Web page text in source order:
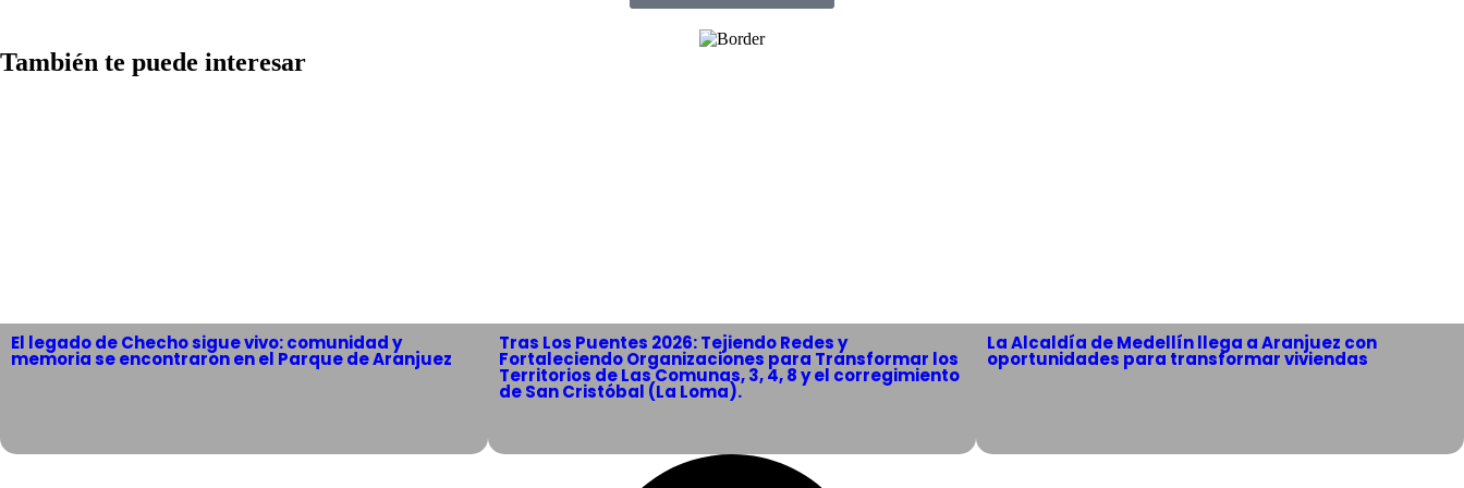
También te puede interesar
El legado de Checho sigue vivo: comunidad y
memoria se encontraron en el Parque de Aranjuez
Tras Los Puentes 2026: Tejiendo Redes y
Fortaleciendo Organizaciones para Transformar los
Territorios de Las Comunas, 3, 4, 8 y el corregimiento
de San Cristóbal (La Loma).
La Alcaldía de Medellín llega a Aranjuez con
oportunidades para transformar viviendas